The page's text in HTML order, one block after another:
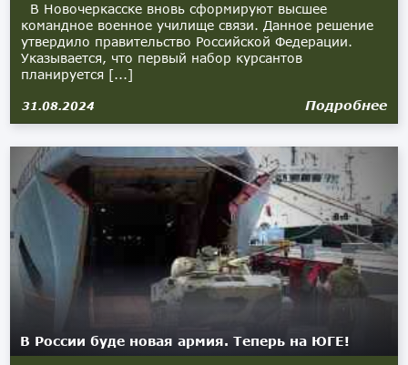
В Новочеркасске вновь сформируют высшее
командное военное училище связи. Данное решение
утвердило правительство Российской Федерации.
Указывается, что первый набор курсантов
планируется [...]
31.08.2024 Подробнее
В России буде новая армия. Теперь на ЮГЕ!